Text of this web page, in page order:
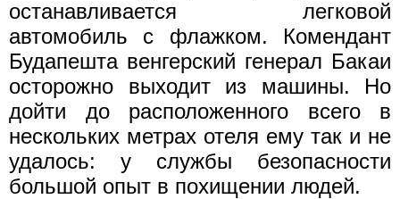
останавливается легковой
автомобиль с флажком. Комендант
Будапешта венгерский генерал Бакаи
осторожно выходит из машины. Но
дойти до расположенного всего в
нескольких метрах отеля ему так и не
удалось: у службы безопасности
большой опыт в похищении людей.